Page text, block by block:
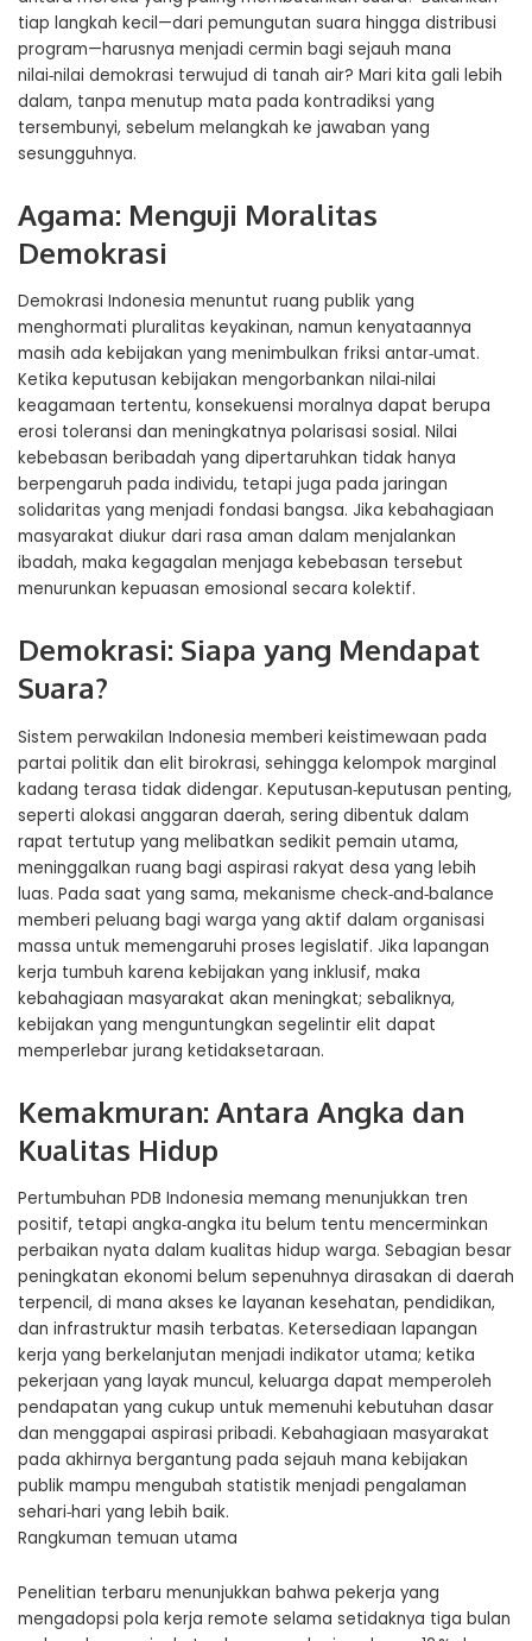
tiap langkah kecil—dari pemungutan suara hingga distribusi
program—harusnya menjadi cermin bagi sejauh mana
nilai‑nilai demokrasi terwujud di tanah air? Mari kita gali lebih
dalam, tanpa menutup mata pada kontradiksi yang
tersembunyi, sebelum melangkah ke jawaban yang
sesungguhnya.
Agama: Menguji Moralitas
Demokrasi
Demokrasi Indonesia menuntut ruang publik yang
menghormati pluralitas keyakinan, namun kenyataannya
masih ada kebijakan yang menimbulkan friksi antar‑umat.
Ketika keputusan kebijakan mengorbankan nilai‑nilai
keagamaan tertentu, konsekuensi moralnya dapat berupa
erosi toleransi dan meningkatnya polarisasi sosial. Nilai
kebebasan beribadah yang dipertaruhkan tidak hanya
berpengaruh pada individu, tetapi juga pada jaringan
solidaritas yang menjadi fondasi bangsa. Jika kebahagiaan
masyarakat diukur dari rasa aman dalam menjalankan
ibadah, maka kegagalan menjaga kebebasan tersebut
menurunkan kepuasan emosional secara kolektif.
Demokrasi: Siapa yang Mendapat
Suara?
Sistem perwakilan Indonesia memberi keistimewaan pada
partai politik dan elit birokrasi, sehingga kelompok marginal
kadang terasa tidak didengar. Keputusan‑keputusan penting,
seperti alokasi anggaran daerah, sering dibentuk dalam
rapat tertutup yang melibatkan sedikit pemain utama,
meninggalkan ruang bagi aspirasi rakyat desa yang lebih
luas. Pada saat yang sama, mekanisme check‑and‑balance
memberi peluang bagi warga yang aktif dalam organisasi
massa untuk memengaruhi proses legislatif. Jika lapangan
kerja tumbuh karena kebijakan yang inklusif, maka
kebahagiaan masyarakat akan meningkat; sebaliknya,
kebijakan yang menguntungkan segelintir elit dapat
memperlebar jurang ketidaksetaraan.
Kemakmuran: Antara Angka dan
Kualitas Hidup
Pertumbuhan PDB Indonesia memang menunjukkan tren
positif, tetapi angka‑angka itu belum tentu mencerminkan
perbaikan nyata dalam kualitas hidup warga. Sebagian besar
peningkatan ekonomi belum sepenuhnya dirasakan di daerah
terpencil, di mana akses ke layanan kesehatan, pendidikan,
dan infrastruktur masih terbatas. Ketersediaan lapangan
kerja yang berkelanjutan menjadi indikator utama; ketika
pekerjaan yang layak muncul, keluarga dapat memperoleh
pendapatan yang cukup untuk memenuhi kebutuhan dasar
dan menggapai aspirasi pribadi. Kebahagiaan masyarakat
pada akhirnya bergantung pada sejauh mana kebijakan
publik mampu mengubah statistik menjadi pengalaman
sehari‑hari yang lebih baik.
Rangkuman temuan utama
Penelitian terbaru menunjukkan bahwa pekerja yang
mengadopsi pola kerja remote selama setidaknya tiga bulan